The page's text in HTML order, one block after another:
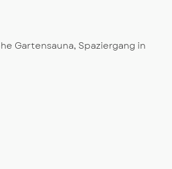
Gartensauna, Spaziergang in